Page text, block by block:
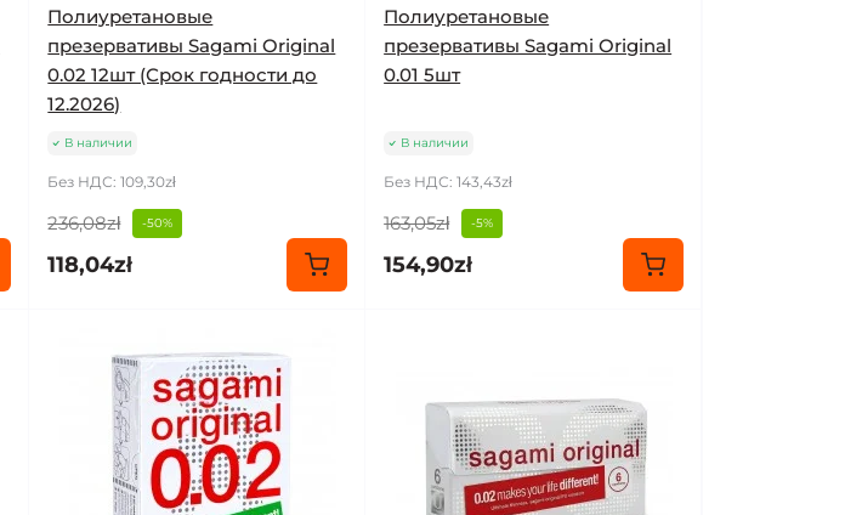
Полиуретановые
презервативы Sagami Original
0.02 12шт (Срок годности до
12.2026)
В наличии
Без НДС: 109,30zł
236,08zł -50%
118,04zł
Полиуретановые
презервативы Sagami Original
0.01 5шт
В наличии
Без НДС: 143,43zł
163,05zł -5%
154,90zł